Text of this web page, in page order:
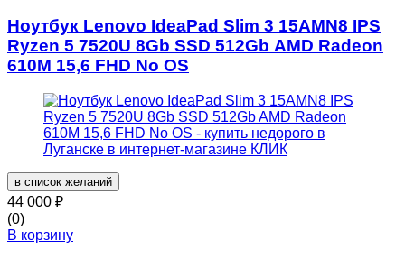
Ноутбук Lenovo IdeaPad Slim 3 15AMN8 IPS
Ryzen 5 7520U 8Gb SSD 512Gb AMD Radeon
610M 15,6 FHD No OS
в список желаний
44 000 ₽
(0)
В корзину